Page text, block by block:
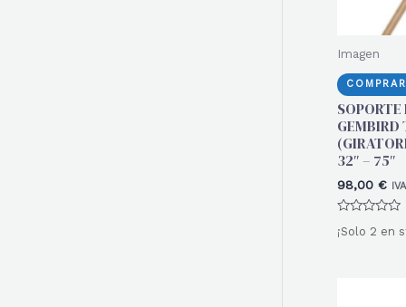
Imagen
SOPORTE
GEMBIRD
32″ – 75″
98,00 €
con
¡Solo 2 en